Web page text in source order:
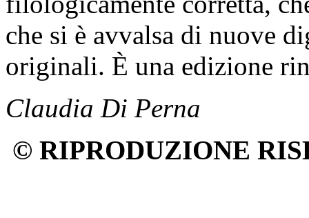
che si è avvalsa di nuove
originali. È una edizione
Claudia Di Perna
© RIPRODUZIONE